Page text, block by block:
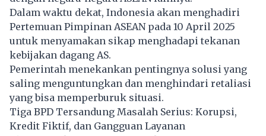
Dalam waktu dekat, Indonesia akan menghadiri
Pertemuan Pimpinan ASEAN pada 10 April 2025
untuk menyamakan sikap menghadapi tekanan
kebijakan dagang AS.
Pemerintah menekankan pentingnya solusi yang
saling menguntungkan dan menghindari retaliasi
yang bisa memperburuk situasi.
Tiga BPD Tersandung Masalah Serius: Korupsi,
Kredit Fiktif, dan Gangguan Layanan